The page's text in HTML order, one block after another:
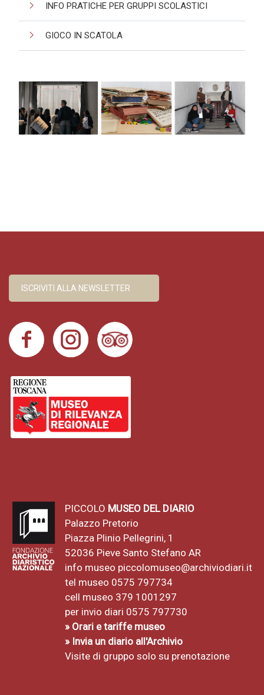
INFO PRATICHE PER GRUPPI SCOLASTICI
GIOCO IN SCATOLA
ISCRIVITI ALLA NEWSLETTER
PICCOLO MUSEO DEL DIARIO
Palazzo Pretorio
Piazza Plinio Pellegrini, 1
52036 Pieve Santo Stefano AR
info museo piccolomuseo@archiviodiari.it
tel museo 0575 797734
cell museo 379 1001297
per invio diari 0575 797730
» Orari e tariffe museo
» Invia un diario all'Archivio
Visite di gruppo solo su prenotazione